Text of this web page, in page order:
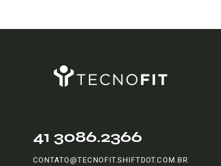
41 3086.2366
CONTATO@TECNOFIT.SHIFTDOT.COM.BR